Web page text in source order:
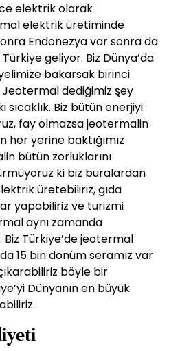
elektrik olarak
elektrik üretiminde
Endonezya var sonra da
geliyor. Biz Dünya’da
bakarsak birinci
dediğimiz şey
Biz bütün enerjiyi
fay olmazsa jeotermalin
her yerine baktığımız
bütün zorluklarını
ki biz buralardan
üretebiliriz, gıda
yapabiliriz ve turizmi
aynı zamanda
Türkiye’de jeotermal
15 bin dönüm seramız var
böyle bir
Dünyanın en büyük